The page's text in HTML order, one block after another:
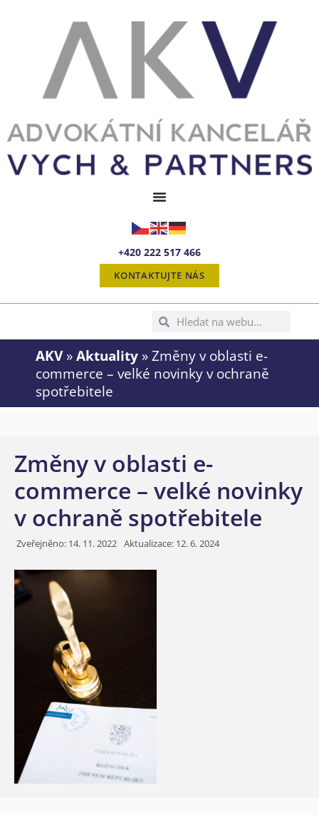
+420 222 517 466
KONTAKTUJTE NÁS
AKV» Aktuality » Změny v oblasti e-
commerce – velké novinky v ochraně
spotřebitele
Změny v oblasti e-
commerce – velké novinky
v ochraně spotřebitele
Zveřejněno: 14. 11. 2022 Aktualizace: 12. 6. 2024